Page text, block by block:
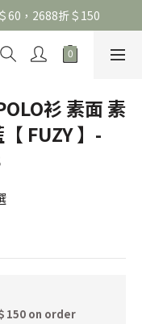
60，2688折＄150
60，2688折＄150
299免運
衫 素面 素
FUZY 】-
150 on order